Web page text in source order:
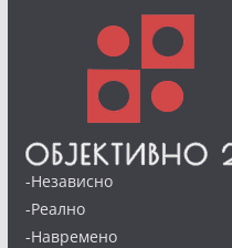
-Независно
-Реално
-Навремено